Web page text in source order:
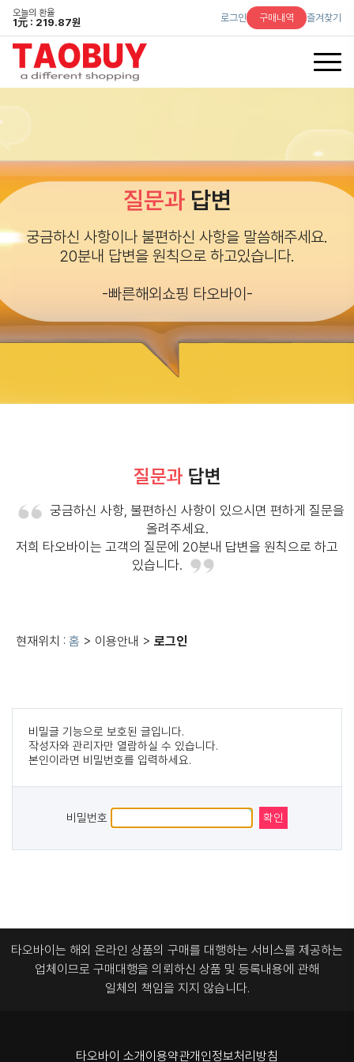
오늘의 환율
1元 : 219.87원 로그인 구매내역 즐겨찾기
질문과 답변
궁금하신 사항이나 불편하신 사항을 말씀해주세요.
20분내 답변을 원칙으로 하고있습니다.
-빠른해외쇼핑 타오바이-
질문과 답변
궁금하신 사항, 불편하신 사항이 있으시면 편하게 질문을
올려주세요.
저희 타오바이는 고객의 질문에 20분내 답변을 원칙으로 하고
있습니다.
현재위치 :홈 > 이용안내 >로그인
비밀글 기능으로 보호된 글입니다.
작성자와 관리자만 열람하실 수 있습니다.
본인이라면 비밀번호를 입력하세요.
비밀번호
타오바이는 해외 온라인 상품의 구매를 대행하는 서비스를 제공하는
업체이므로 구매대행을 의뢰하신 상품 및 등록내용에 관해
일체의 책임을 지지 않습니다.
타오바이 소개이용약관개인정보처리방침